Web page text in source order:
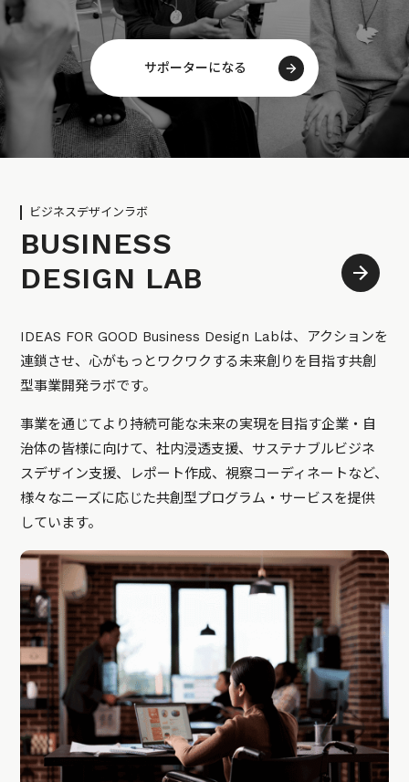
サポーターになる
ビジネスデザインラボ
BUSINESS
DESIGN LAB
IDEAS FOR GOOD Business Design Labは、アクションを
連鎖させ、心がもっとワクワクする未来創りを目指す共創
型事業開発ラボです。
事業を通じてより持続可能な未来の実現を目指す企業・自
治体の皆様に向けて、社内浸透支援、サステナブルビジネ
スデザイン支援、レポート作成、視察コーディネートなど、
様々なニーズに応じた共創型プログラム・サービスを提供
しています。